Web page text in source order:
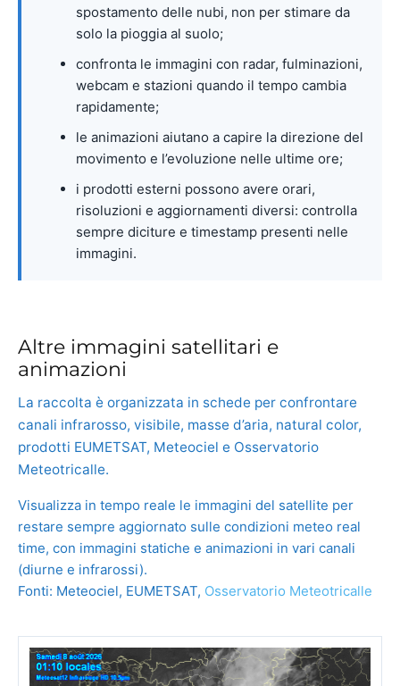
spostamento delle nubi, non per stimare da
solo la pioggia al suolo;
confronta le immagini con radar, fulminazioni,
webcam e stazioni quando il tempo cambia
rapidamente;
le animazioni aiutano a capire la direzione del
movimento e l’evoluzione nelle ultime ore;
i prodotti esterni possono avere orari,
risoluzioni e aggiornamenti diversi: controlla
sempre diciture e timestamp presenti nelle
immagini.
Altre immagini satellitari e
animazioni
La raccolta è organizzata in schede per confrontare
canali infrarosso, visibile, masse d’aria, natural color,
prodotti EUMETSAT, Meteociel e Osservatorio
Meteotricalle.
Visualizza in tempo reale le immagini del satellite per
restare sempre aggiornato sulle condizioni meteo real
time, con immagini statiche e animazioni in vari canali
(diurne e infrarossi).
Fonti: Meteociel, EUMETSAT, Osservatorio Meteotricalle